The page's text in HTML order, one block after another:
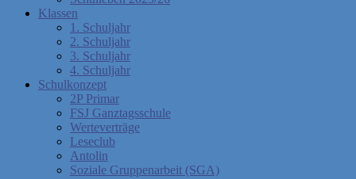
Klassen
1. Schuljahr
2. Schuljahr
3. Schuljahr
4. Schuljahr
Schulkonzept
2P Primar
FSJ Ganztagsschule
Werteverträge
Leseclub
Antolin
Soziale Gruppenarbeit (SGA)